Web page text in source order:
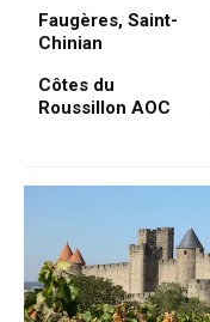
Faugères, Saint-
Chinian
Côtes du
Roussillon AOC